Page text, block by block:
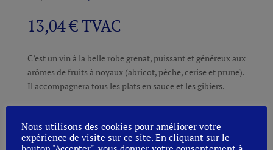
13,04€TVAC
C’est un vin à la belle robe grenat, puissant et généreux aux
arômes de fruits à noyaux (abricot, pêche, cerise et prune).
Il accompagnera tous les plats en sauce et les gibiers.
INFORMATIONS COMPLÉMENTAIRES
Nous utilisons des cookies pour améliorer votre
expérience de visite sur ce site. En cliquant sur le